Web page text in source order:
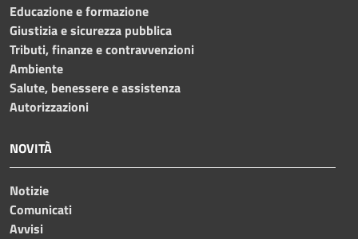
Educazione e formazione
Giustizia e sicurezza pubblica
Tributi, finanze e contravvenzioni
Ambiente
Salute, benessere e assistenza
Autorizzazioni
NOVITÀ
Notizie
Comunicati
Avvisi